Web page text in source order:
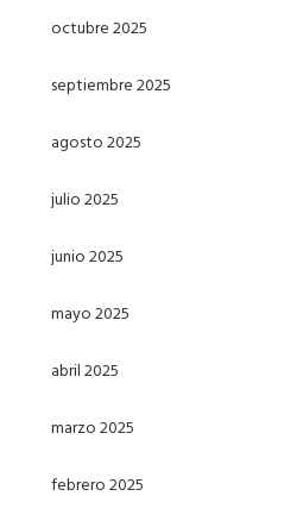
octubre 2025
septiembre 2025
agosto 2025
julio 2025
junio 2025
mayo 2025
abril 2025
marzo 2025
febrero 2025